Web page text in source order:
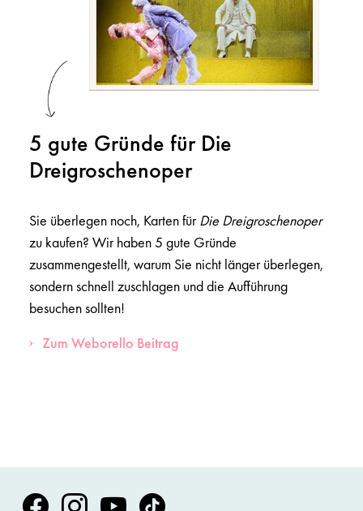
5 gute Gründe für Die
Dreigroschenoper
Sie überlegen noch, Karten fürDie Dreigroschenoper
zu kaufen? Wir haben 5 gute Gründe
zusammengestellt, warum Sie nicht länger überlegen,
sondern schnell zuschlagen und die Aufführung
besuchen sollten!
Zum Weborello Beitrag
Volksoper Facebook
Volksoper Instagram
Volksoper Youtube
Volksoper TikTok